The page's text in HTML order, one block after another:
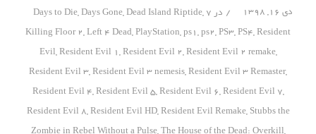
دی ۱۶, ۱۳۹۸ / در 7 Days to Die
,Days Gone,Dead Island Riptide,
Killing Floor 2,Left 4 Dead,PlayStation,ps1,ps2,PS3,PS4,Resident
Evil,Resident Evil 1,Resident Evil 2,Resident Evil 2 remake,
Resident Evil 3,Resident Evil 3 nemesis,Resident Evil 3 Remaster,
Resident Evil 4,Resident Evil 5,Resident Evil 6,Resident Evil 7,
Resident Evil 8,Resident Evil HD,Resident Evil Remake, Stubbs the
Zombie in Rebel Without a Pulse,The House of the Dead: Overkill,